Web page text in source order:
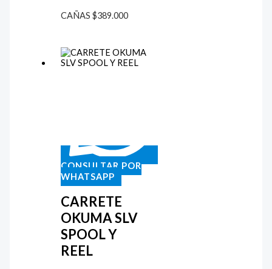
CAÑAS $389.000
CONSULTAR POR
WHATSAPP
CARRETE
OKUMA SLV
SPOOL Y
REEL